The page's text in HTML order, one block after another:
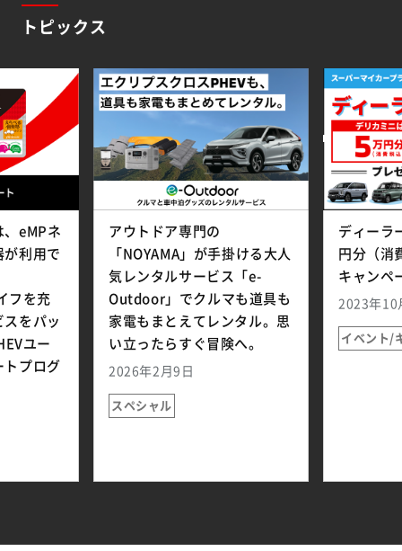
トピックス
、eMPネ
が利用で
フを充
をパッ
ユー
トプログ
アウトドア専門の
「NOYAMA」が手掛ける大人
気レンタルサービス「e-
Outdoor」でクルマも道具も
家電もまとえてレンタル。思
い立ったらすぐ冒険へ。
2026年2月9日
スペシャル
ディーラ
円分（消
キャンペ
2023年10
イベント/